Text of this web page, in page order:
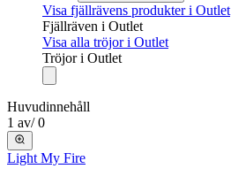
Visa fjällrävens produkter i Outlet
Fjällräven i Outlet
Visa alla tröjor i Outlet
Tröjor i Outlet
Huvudinnehåll
1 av/ 0
Light My Fire